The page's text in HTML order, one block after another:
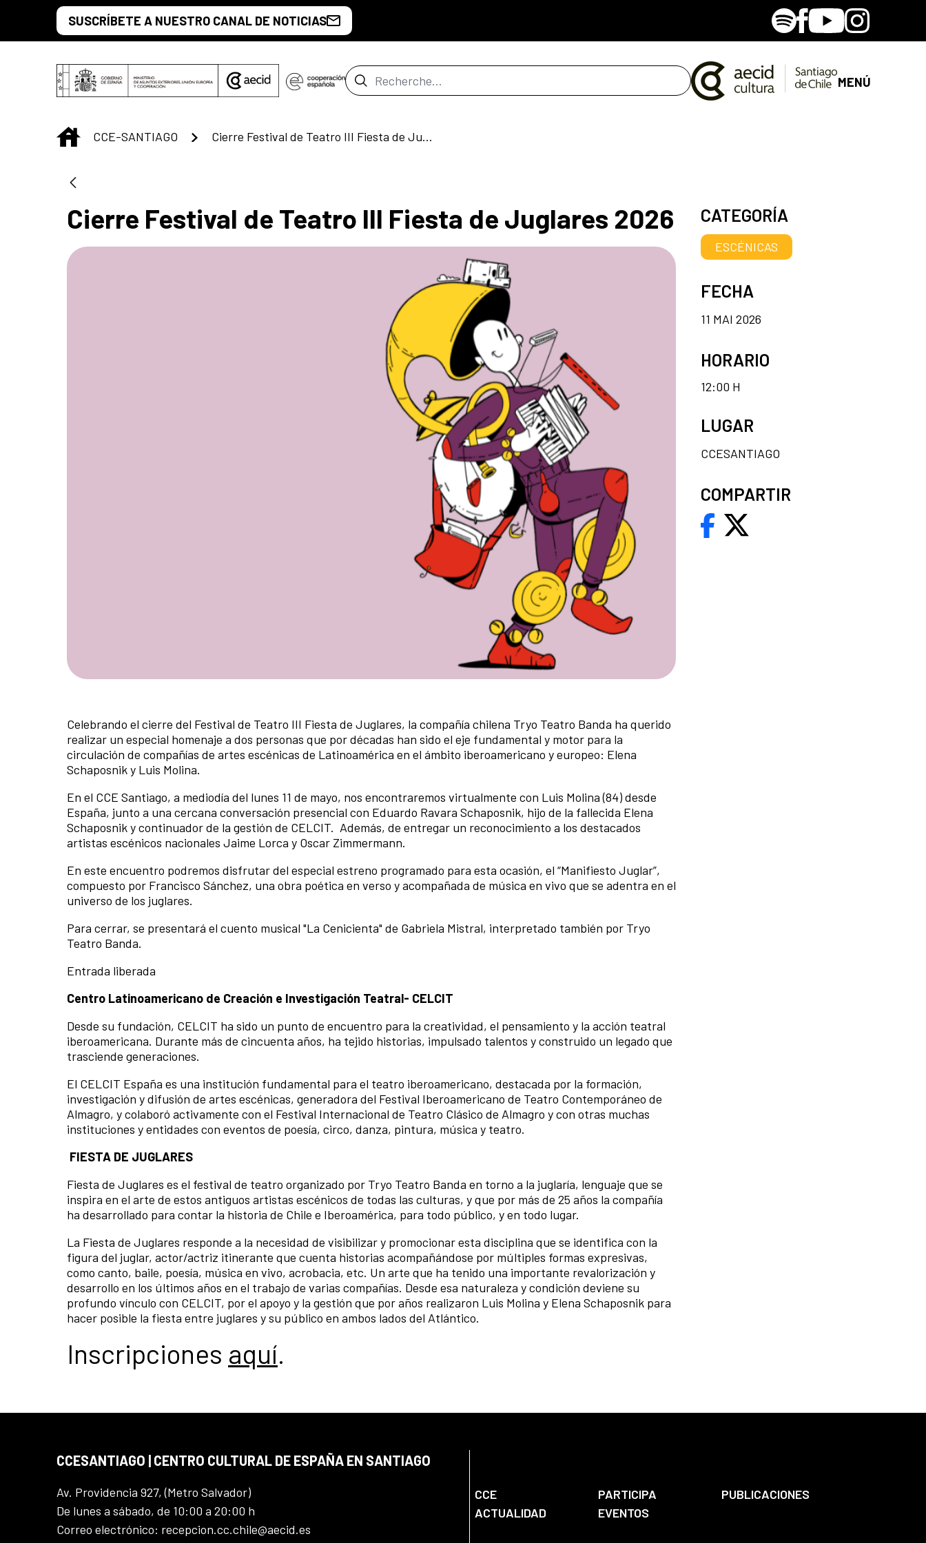
Saut au contenu principal
SUSCRÍBETE A NUESTRO CANAL DE NOTICIAS SpotifyFacebook
YoutubeInstagram
Barre de recherche MENÚ
INICIO
CCE-SANTIAGO Cierre Festival de Teatro III Fiesta de Juglares 2026
Cierre Festival de Teatro III Fiesta de Juglares 2026
Celebrando el cierre del Festival de Teatro III Fiesta de Juglares, la compañía chilena Tryo Teatro Banda ha querido
realizar un especial homenaje a dos personas que por décadas han sido el eje fundamental y motor para la
circulación de compañías de artes escénicas de Latinoamérica en el ámbito iberoamericano y europeo: Elena
Schaposnik y Luis Molina.
En el CCE Santiago, a mediodía del lunes 11 de mayo, nos encontraremos virtualmente con Luis Molina (84) desde
España, junto a una cercana conversación presencial con Eduardo Ravara Schaposnik, hijo de la fallecida Elena
Schaposnik y continuador de la gestión de CELCIT. Además, de entregar un reconocimiento a los destacados
artistas escénicos nacionales Jaime Lorca y Oscar Zimmermann.
En este encuentro podremos disfrutar del especial estreno programado para esta ocasión, el “Manifiesto Juglar”,
compuesto por Francisco Sánchez, una obra poética en verso y acompañada de música en vivo que se adentra en el
universo de los juglares.
Para cerrar, se presentará el cuento musical "La Cenicienta" de Gabriela Mistral, interpretado también por Tryo
Teatro Banda.
Entrada liberada
Centro Latinoamericano de Creación e Investigación Teatral- CELCIT
Desde su fundación, CELCIT ha sido un punto de encuentro para la creatividad, el pensamiento y la acción teatral
iberoamericana. Durante más de cincuenta años, ha tejido historias, impulsado talentos y construido un legado que
trasciende generaciones.
El CELCIT España es una institución fundamental para el teatro iberoamericano, destacada por la formación,
investigación y difusión de artes escénicas, generadora del Festival Iberoamericano de Teatro Contemporáneo de
Almagro, y colaboró activamente con el Festival Internacional de Teatro Clásico de Almagro y con otras muchas
instituciones y entidades con eventos de poesía, circo, danza, pintura, música y teatro.
FIESTA DE JUGLARES
Fiesta de Juglares es el festival de teatro organizado por Tryo Teatro Banda en torno a la juglaría, lenguaje que se
inspira en el arte de estos antiguos artistas escénicos de todas las culturas, y que por más de 25 años la compañía
ha desarrollado para contar la historia de Chile e Iberoamérica, para todo público, y en todo lugar.
La Fiesta de Juglares responde a la necesidad de visibilizar y promocionar esta disciplina que se identifica con la
figura del juglar, actor/actriz itinerante que cuenta historias acompañándose por múltiples formas expresivas,
como canto, baile, poesía, música en vivo, acrobacia, etc. Un arte que ha tenido una importante revalorización y
desarrollo en los últimos años en el trabajo de varias compañías. Desde esa naturaleza y condición deviene su
profundo vínculo con CELCIT, por el apoyo y la gestión que por años realizaron Luis Molina y Elena Schaposnik para
hacer posible la fiesta entre juglares y su público en ambos lados del Atlántico.
Inscripciones aquí.
CATEGORÍA
ESCÉNICAS
FECHA
11 MAI 2026
HORARIO
12:00 H
LUGAR
CCESANTIAGO
COMPARTIR
CCESANTIAGO | CENTRO CULTURAL DE ESPAÑA EN SANTIAGO
Av. Providencia 927, (Metro Salvador)
De lunes a sábado, de 10:00 a 20:00 h
Correo electrónico: recepcion.cc.chile@aecid.es
CCE PARTICIPA
PUBLICACIONES
ACTUALIDAD
EVENTOS